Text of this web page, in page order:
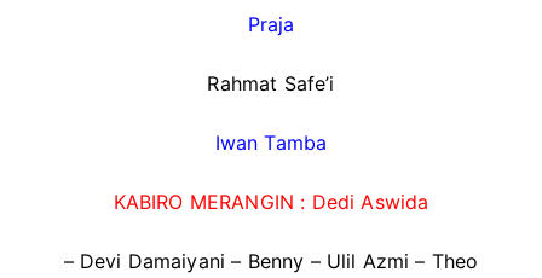
Praja
Rahmat Safe’i
Iwan Tamba
KABIRO MERANGIN : Dedi Aswida
– Devi Damaiyani – Benny – Ulil Azmi – Theo